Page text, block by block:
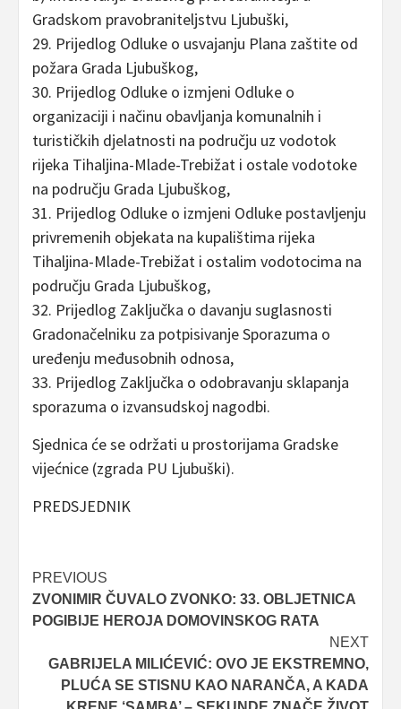
Gradskom pravobraniteljstvu Ljubuški,
29. Prijedlog Odluke o usvajanju Plana zaštite od
požara Grada Ljubuškog,
30. Prijedlog Odluke o izmjeni Odluke o
organizaciji i načinu obavljanja komunalnih i
turističkih djelatnosti na području uz vodotok
rijeka Tihaljina-Mlade-Trebižat i ostale vodotoke
na području Grada Ljubuškog,
31. Prijedlog Odluke o izmjeni Odluke postavljenju
privremenih objekata na kupalištima rijeka
Tihaljina-Mlade-Trebižat i ostalim vodotocima na
području Grada Ljubuškog,
32. Prijedlog Zaključka o davanju suglasnosti
Gradonačelniku za potpisivanje Sporazuma o
uređenju međusobnih odnosa,
33. Prijedlog Zaključka o odobravanju sklapanja
sporazuma o izvansudskoj nagodbi.
Sjednica će se održati u prostorijama Gradske
vijećnice (zgrada PU Ljubuški).
PREDSJEDNIK
Post
navigation
PREVIOUS
ZVONIMIR ČUVALO ZVONKO: 33. OBLJETNICA
POGIBIJE HEROJA DOMOVINSKOG RATA
NEXT
GABRIJELA MILIĆEVIĆ: OVO JE EKSTREMNO,
PLUĆA SE STISNU KAO NARANČA, A KADA